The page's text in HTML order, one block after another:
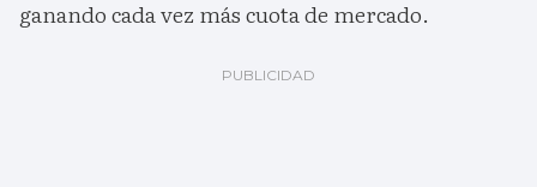
ganando cada vez más cuota de mercado.